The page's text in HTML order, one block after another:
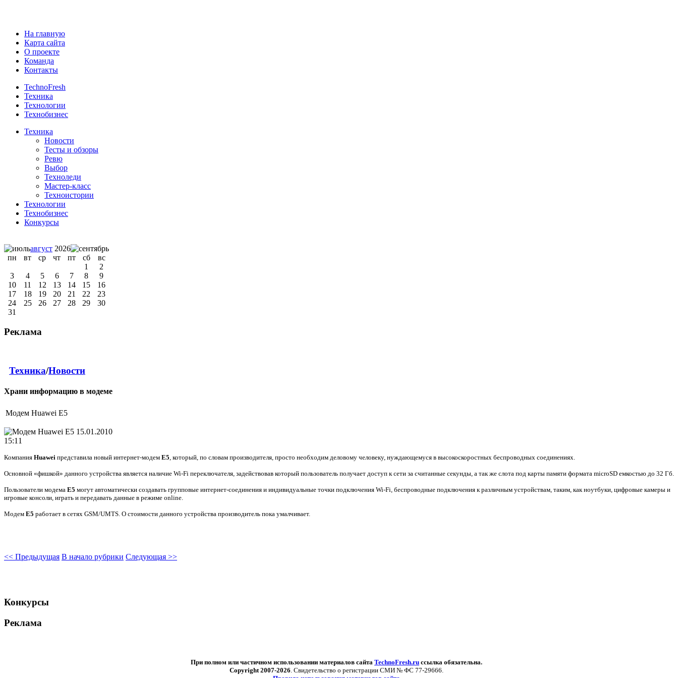
На главную
Карта сайта
О проекте
Команда
Контакты
TechnoFresh
Техника
Технологии
Технобизнес
Техника
Новости
Тесты и обзоры
Ревю
Выбор
Техноледи
Мастер-класс
Техноистории
Технологии
Технобизнес
Конкурсы
август 2026
пн
вт ср чт пт сб
вс
1
2
3
4 5 6 7 8
9
10
11 12 13 14 15
16
17
18 19 20 21 22
23
24
25 26 27 28 29
30
31
Реклама
Техника/Новости
Храни информацию в модеме
Модем Huawei Е5
15.01.2010
15:11
Компания Huawei представила новый интернет-модем Е5 , который, по словам производителя, просто необходим деловому человеку, нуждающемуся в высокоскоростных беспроводных соединениях.
Основной «фишкой» данного устройства является наличие Wi-Fi переключателя, задействовав который пользователь получает доступ к сети за считанные секунды, а так же слота под карты памяти формата microSD емкостью до 32 Гб.
Пользователи модема E5 могут автоматически создавать групповые интернет-соединения и индивидуальные точки подключения Wi-Fi, беспроводные подключения к различным устройствам, таким, как ноутбуки, цифровые камеры и
игровые консоли, играть и передавать данные в режиме online.
Модем Е5 работает в сетях GSM/UMTS. О стоимости данного устройства производитель пока умалчивает.
<< Предыдущая В начало рубрики Следующая >>
Конкурсы
Реклама
При полном или частичном использовании материалов сайта TechnoFresh.ru ссылка обязательна.
Copyright 2007-2026 . Свидетельство о регистрации СМИ № ФС 77-29666.